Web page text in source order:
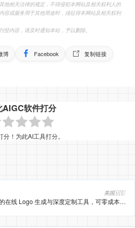
他相关法律的规定，不得侵犯本网站及相关权利人的
容或服务用于其他用途时，须征得本网站及相关权利
内容，请及时通知本站，予以删除。
博 Facebook 复制链接
AIGC软件打分
分！为此AI工具打分。
美国🇺🇸
LOGO 是一款基于 AI 的在线 Logo 生成与深度定制工具，可零成本快速创建高分辨率品牌标识与配套视觉资产。